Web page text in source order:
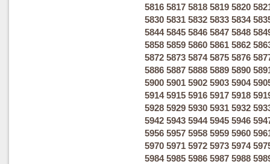
5816 5817 5818 5819 5820
5830 5831 5832 5833 5834
5844 5845 5846 5847 5848
5858 5859 5860 5861 5862
5872 5873 5874 5875 5876
5886 5887 5888 5889 5890
5900 5901 5902 5903 5904
5914 5915 5916 5917 5918
5928 5929 5930 5931 5932
5942 5943 5944 5945 5946
5956 5957 5958 5959 5960
5970 5971 5972 5973 5974
5984 5985 5986 5987 5988